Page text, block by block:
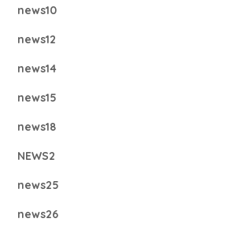
news10
news12
news14
news15
news18
NEWS2
news25
news26